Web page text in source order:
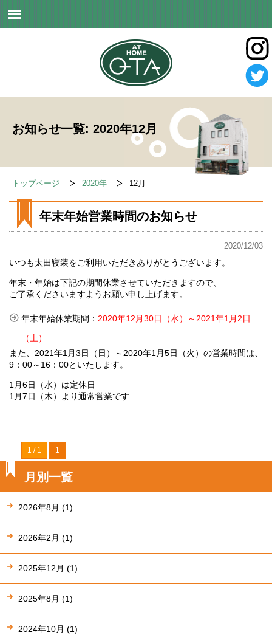
お知らせ一覧: 2020年12月
トップページ 2020年 12月
年末年始営業時間のお知らせ
2020/12/03
いつも太田寝装をご利用いただきありがとうございます。
年末・年始は下記の期間休業させていただきますので、
ご了承くださいますようお願い申し上げます。
年末年始休業期間： 2020年12月30日（水）～2021年1月2日
（土）
また、2021年1月3日（日）～2020年1月5日（火）の営業時間は、
9：00～16：00といたします。
1月6日（水）は定休日
1月7日（木）より通常営業です
1 / 1 1
月別一覧
2026年8月 (1)
2026年2月 (1)
2025年12月 (1)
2025年8月 (1)
2024年10月 (1)